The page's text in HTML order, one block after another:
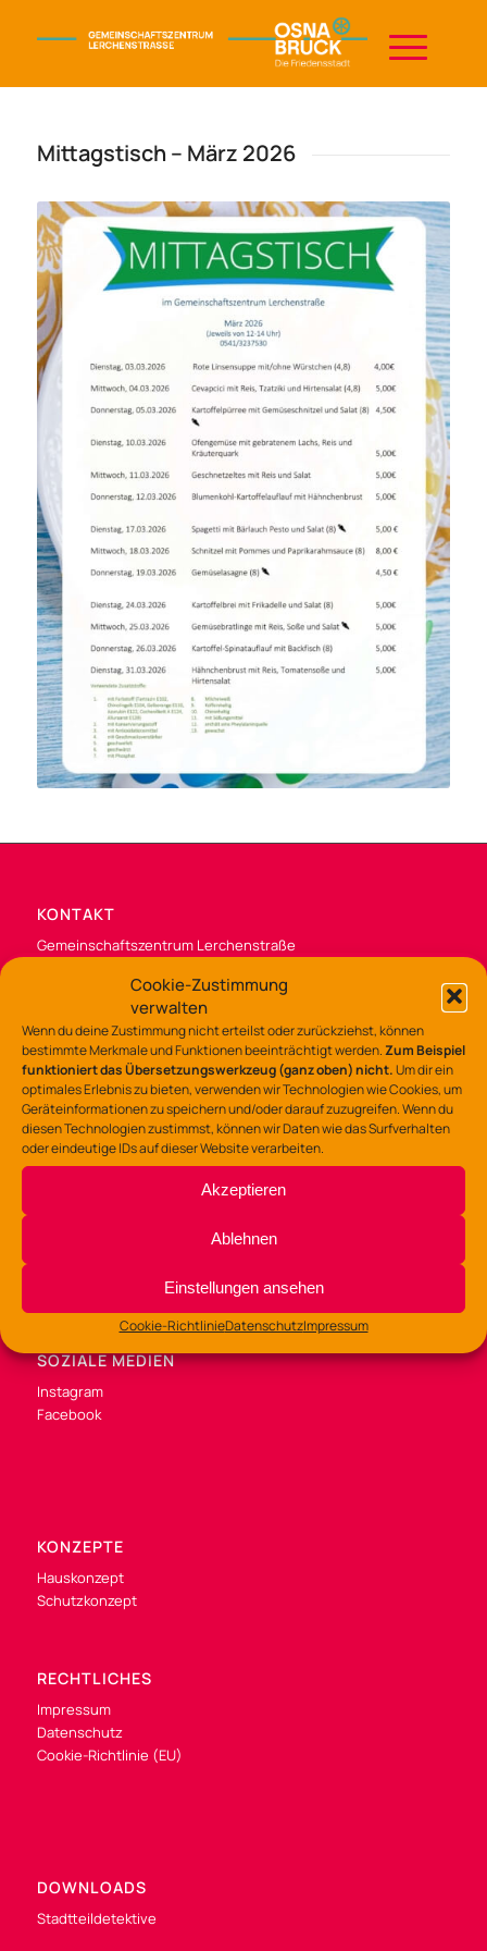
Cookie-Zustimmung
verwalten
Wenn du deine Zustimmung nicht erteilst oder zurückziehst, können
bestimmte Merkmale und Funktionen beeinträchtigt werden.Zum Beispiel
funktioniert das Übersetzungswerkzeug (ganz oben) nicht.Um dir ein
optimales Erlebnis zu bieten, verwenden wir Technologien wie Cookies, um
Geräteinformationen zu speichern und/oder darauf zuzugreifen. Wenn du
diesen Technologien zustimmst, können wir Daten wie das Surfverhalten
oder eindeutige IDs auf dieser Website verarbeiten.
Akzeptieren
Ablehnen
Einstellungen ansehen
Cookie-RichtlinieDatenschutzImpressum
Mittagstisch – März 2026
KONTAKT
Gemeinschaftszentrum Lerchenstraße
Lerchenstraße 135 – 137
49088 Osnabrück
Tel.: 0541/323-7530
gz-lerchenstr@osnabrueck.de
und 14:00 – 16:00 Uhr
SOZIALE MEDIEN
Instagram
Facebook
KONZEPTE
Hauskonzept
Schutzkonzept
RECHTLICHES
Impressum
Datenschutz
Cookie-Richtlinie (EU)
DOWNLOADS
Stadtteildetektive